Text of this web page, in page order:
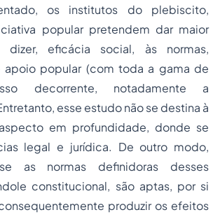
os institutos do plebiscito,
popular pretendem dar maior
dizer, eficácia social, às normas,
popular (com toda a gama de
decorrente, notadamente a
esse estudo não se destina à
em profundidade, donde se
legal e jurídica. De outro modo,
as normas definidoras desses
constitucional, são aptas, por si
produzir os efeitos